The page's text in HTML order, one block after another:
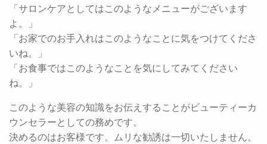
「サロンケアとしてはこのようなメニューがございます
よ。」
「お家でのお手入れはこのようなことに気をつけてくださ
いね。」
「お食事ではこのようなことを気にしてみてください
ね。」
このような美容の知識をお伝えすることがビューティーカ
ウンセラーとしての務めです。
決めるのはお客様です。ムリな勧誘は一切いたしません。